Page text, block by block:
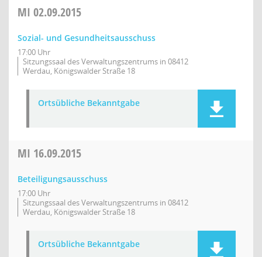
MI 02.09.2015
Sozial- und Gesundheitsausschuss
17:00 Uhr
Sitzungssaal des Verwaltungszentrums in 08412
Werdau, Königswalder Straße 18
Ortsübliche Bekanntgabe
MI 16.09.2015
Beteiligungsausschuss
17:00 Uhr
Sitzungssaal des Verwaltungszentrums in 08412
Werdau, Königswalder Straße 18
Ortsübliche Bekanntgabe